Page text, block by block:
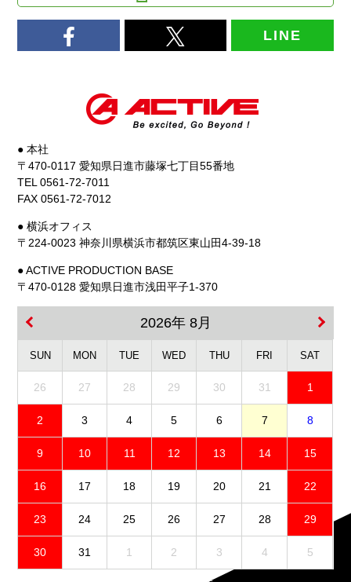
LINE
● 本社
〒470-0117 愛知県日進市藤塚七丁目55番地
TEL 0561-72-7011
FAX 0561-72-7012
● 横浜オフィス
〒224-0023 神奈川県横浜市都筑区東山田4-39-18
● ACTIVE PRODUCTION BASE
〒470-0128 愛知県日進市浅田平子1-370
2026年 8月
SUN MON TUE WED THU FRI SAT
26 27 28 29 30 31 1
2 3 4 5 6 7 8
9 10 11 12 13 14 15
16 17 18 19 20 21 22
23 24 25 26 27 28 29
30 31 1 2 3 4 5